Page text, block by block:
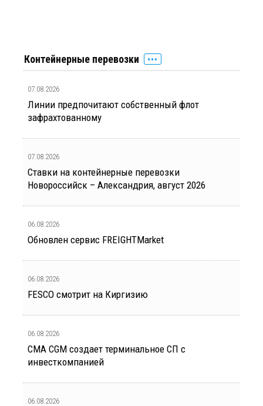
Контейнерные перевозки
07.08.2026
Линии предпочитают собственный флот
зафрахтованному
07.08.2026
Ставки на контейнерные перевозки
Новороссийск – Александрия, август 2026
06.08.2026
Обновлен сервис FREIGHTMarket
06.08.2026
FESCO смотрит на Киргизию
06.08.2026
CMA CGM создает терминальное СП с
инвесткомпанией
06.08.2026